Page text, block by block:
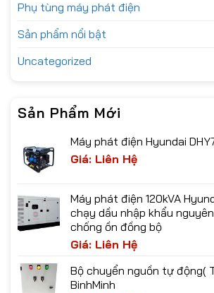
Phụ tùng máy phát điện
Sản phẩm nổi bật
Uncategorized
Sản Phẩm Mới
Máy phát điện Hyundai
Giá: Liên Hệ
Máy phát điện 120kVA
chạy dầu nhập khẩu
chống ồn đồng bộ
Giá: Liên Hệ
Bộ chuyển nguồn tự động(
BinhMinh